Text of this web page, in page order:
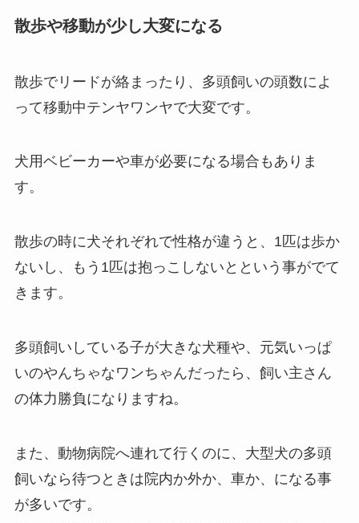
散歩や移動が少し大変になる
散歩でリードが絡まったり、多頭飼いの頭数によ
って移動中テンヤワンヤで大変です。
犬用ベビーカーや車が必要になる場合もありま
す。
散歩の時に犬それぞれで性格が違うと、1匹は歩か
ないし、もう1匹は抱っこしないとという事がでて
きます。
多頭飼いしている子が大きな犬種や、元気いっぱ
いのやんちゃなワンちゃんだったら、飼い主さん
の体力勝負になりますね。
また、動物病院へ連れて行くのに、大型犬の多頭
飼いなら待つときは院内か外か、車か、になる事
が多いです。